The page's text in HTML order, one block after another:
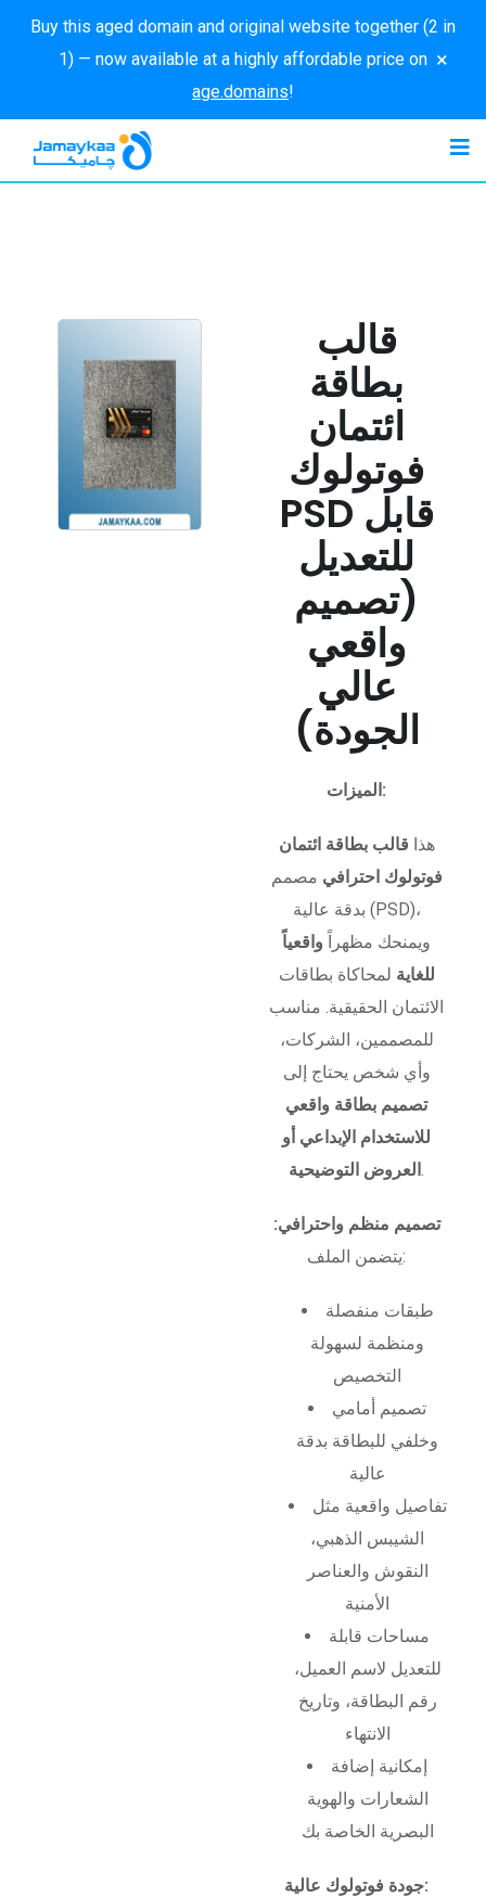
Buy this aged domain and original website together (2 in
1) — now available at a highly affordable price on
age.domains!
×
قالب
بطاقة
ائتمان
فوتولوك
PSD قابل
للتعديل
(تصميم
واقعي
عالي
الجودة)
الميزات:
هذا قالب بطاقة ائتمان
فوتولوك احترافي مصمم
بدقة عالية (PSD)،
ويمنحك مظهراً واقعياً
للغاية لمحاكاة بطاقات
الائتمان الحقيقية. مناسب
للمصممين، الشركات،
وأي شخص يحتاج إلى
تصميم بطاقة واقعي
للاستخدام الإبداعي أو
العروض التوضيحية .
تصميم منظم واحترافي:
يتضمن الملف:
طبقات منفصلة
ومنظمة لسهولة
التخصيص
تصميم أمامي
وخلفي للبطاقة بدقة
عالية
تفاصيل واقعية مثل
الشيبس الذهبي،
النقوش والعناصر
الأمنية
مساحات قابلة
للتعديل لاسم العميل،
رقم البطاقة، وتاريخ
الانتهاء
إمكانية إضافة
الشعارات والهوية
البصرية الخاصة بك
جودة فوتولوك عالية: